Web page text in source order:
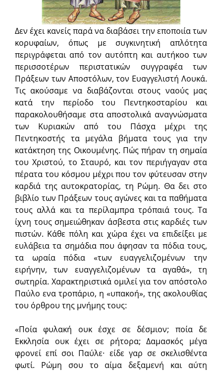
Δεν έχει κανείς παρά να διαβάσει την εποποιία των
κορυφαίων, όπως με συγκινητική απλότητα
περιγράφεται από τον αυτόπτη και αυτήκοο των
περισσοτέρων περιστατικών συγγραφέα των
Πράξεων των Αποστόλων, τον Ευαγγελιστή Λουκά.
Τις ακούσαμε να διαβάζονται στους ναούς μας
κατά την περίοδο του Πεντηκοσταρίου και
παρακολουθήσαμε στα αποστολικά αναγνώσματα
των Κυριακών από του Πάσχα μέχρι της
Πεντηκοστής τα μεγάλα βήματα τους για την
κατάκτηση της Οικουμένης. Πώς πήραν τη σημαία
του Χριστού, το Σταυρό, και τον περιήγαγαν στα
πέρατα του κόσμου μέχρι που τον φύτευσαν στην
καρδιά της αυτοκρατορίας, τη Ρώμη. Θα δει στο
βιβλίο των Πράξεων τους αγώνες και τα παθήματα
τους αλλά και τα περίλαμπρα τρόπαιά τους. Τα
ίχνη τους σημειώθηκαν άσβεστα στις καρδιές των
πιστών. Κάθε πόλη και χώρα έχει να επιδείξει με
ευλάβεια τα σημάδια που άφησαν τα πόδια τους,
τα ωραία πόδια «των ευαγγελιζομένων την
ειρήνην, των ευαγγελιζομένων τα αγαθά», τη
σωτηρία. Χαρακτηριστικά ομιλεί για τον απόστολο
Παύλο ενα τροπάριο, η «υπακοή», της ακολουθίας
του όρθρου της μνήμης τους:
«Ποία φυλακή ουκ έσχε σε δέσμιον; ποία δε
Εκκλησία ουκ έχει σε ρήτορα; Δαμασκός μέγα
φρονεί επί σοι Παύλε· είδε γαρ σε σκελισθέντα
φωτί. Ρώμη σου το αίμα δεξαμενή και αύτη